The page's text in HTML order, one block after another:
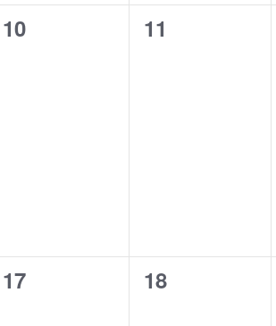
0
10
0
11
0
17
0
18